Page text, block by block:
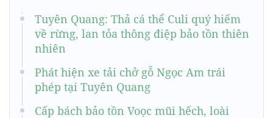
Tuyên Quang: Thả cá thể Culi quý hiếm
về rừng, lan tỏa thông điệp bảo tồn thiên
nhiên
Phát hiện xe tải chở gỗ Ngọc Am trái
phép tại Tuyên Quang
Cấp bách bảo tồn Voọc mũi hếch, loài